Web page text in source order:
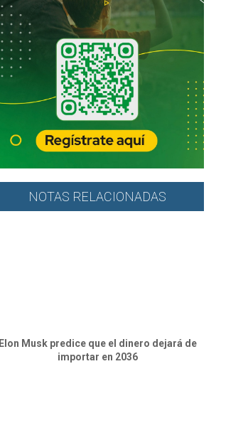
NOTAS RELACIONADAS
Elon Musk predice que el dinero dejará de
importar en 2036